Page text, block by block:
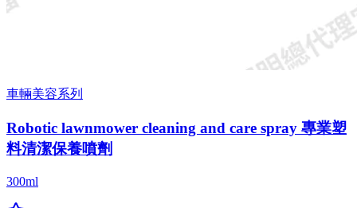
車輛美容系列
Robotic lawnmower cleaning and care spray 專業塑
料清潔保養噴劑
300ml